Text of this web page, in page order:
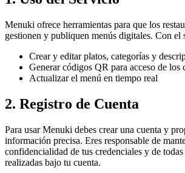
Menuki ofrece herramientas para que los
gestionen y publiquen menús digitales. Con el
Crear y editar platos, categorías y
Generar códigos QR para acceso de los
Actualizar el menú en tiempo real
2. Registro de Cuenta
Para usar Menuki debes crear una cuenta y
información precisa. Eres responsable de
confidencialidad de tus credenciales y de
realizadas bajo tu cuenta.